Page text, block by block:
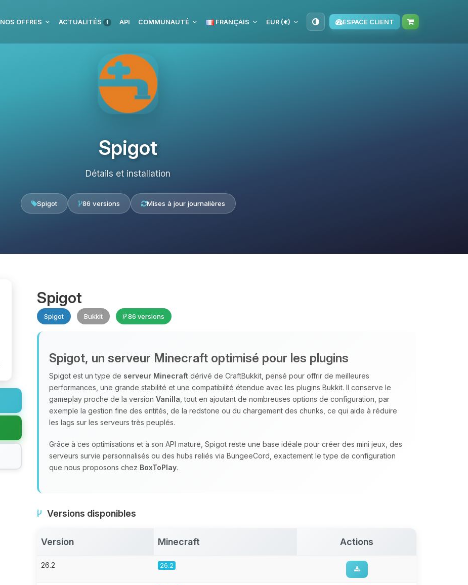
NOS OFFRES ACTUALITÉS 1 API COMMUNAUTÉ FRANÇAIS EUR (€) ESPACE CLIENT
Spigot
Détails et installation
Spigot 86 versions Mises à jour journalières
Spigot
Spigot Bukkit 86 versions
Spigot, un serveur Minecraft optimisé pour les plugins
Spigot est un type de serveur Minecraft dérivé de CraftBukkit, pensé pour offrir de meilleures
performances, une grande stabilité et une compatibilité étendue avec les plugins Bukkit. Il conserve le
gameplay proche de la version Vanilla , tout en ajoutant de nombreuses options de configuration, par
exemple la gestion fine des entités, de la redstone ou du chargement des chunks, ce qui aide à réduire
les lags sur les serveurs très peuplés.
Grâce à ces optimisations et à son API mature, Spigot reste une base idéale pour créer des mini jeux, des
serveurs survie personnalisés ou des hubs reliés via BungeeCord, exactement le type de configuration
que nous proposons chez BoxToPlay.
Versions disponibles
Version Minecraft Actions
26.2 26.2